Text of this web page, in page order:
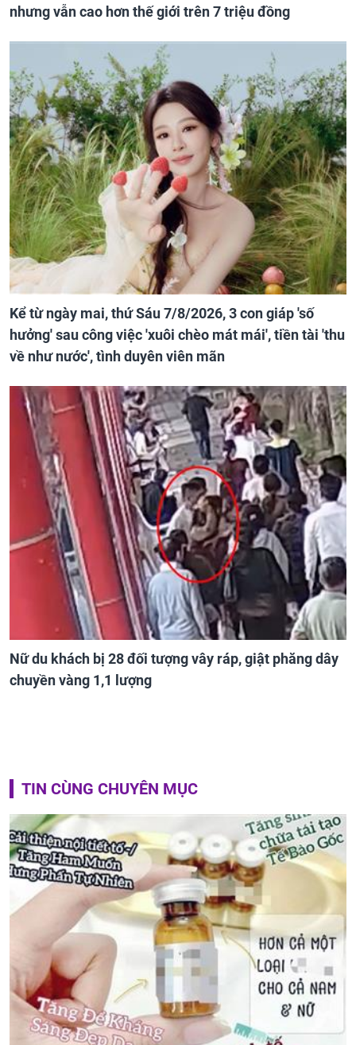
nhưng vẫn cao hơn thế giới trên 7 triệu đồng
Kể từ ngày mai, thứ Sáu 7/8/2026, 3 con giáp 'số
hưởng' sau công việc 'xuôi chèo mát mái', tiền tài 'thu
về như nước', tình duyên viên mãn
Nữ du khách bị 28 đối tượng vây ráp, giật phăng dây
chuyền vàng 1,1 lượng
TIN CÙNG CHUYÊN MỤC